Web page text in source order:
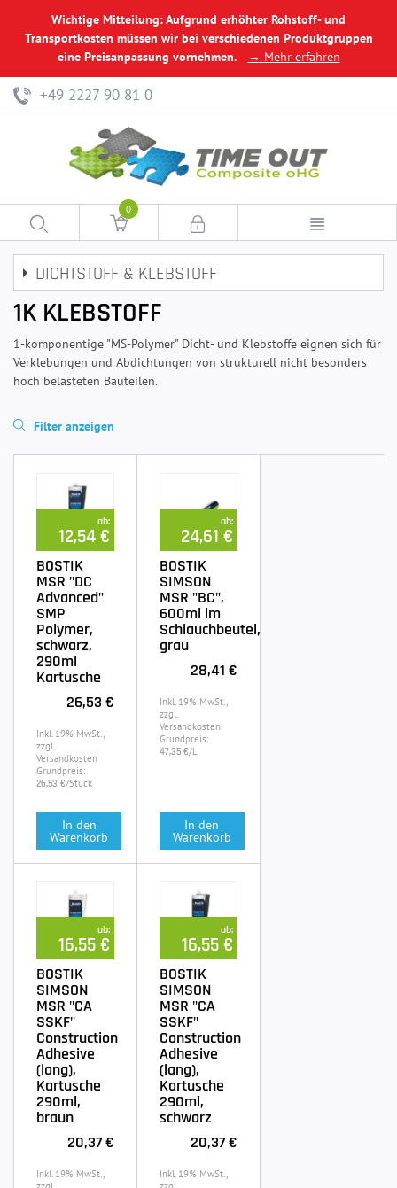
Wichtige Mitteilung: Aufgrund erhöhter Rohstoff- und
Transportkosten müssen wir bei verschiedenen Produktgruppen
eine Preisanpassung vornehmen.
→ Mehr erfahren
+49 2227 90 81 0
0
DICHTSTOFF & KLEBSTOFF
1K KLEBSTOFF
1-komponentige "MS-Polymer" Dicht- und Klebstoffe eignen sich für
Verklebungen und Abdichtungen von strukturell nicht besonders
hoch belasteten Bauteilen.
Filter anzeigen
ab:
12,54 €
BOSTIK
MSR "DC
Advanced"
SMP
Polymer,
schwarz,
290ml
Kartusche
26,53 €
Inkl. 19% MwSt.,
zzgl.
Versandkosten
Grundpreis:
26,53 €/Stück
In den
Warenkorb
ab:
24,61 €
BOSTIK
SIMSON
MSR "BC",
600ml im
Schlauchbeutel,
grau
28,41 €
Inkl. 19% MwSt.,
zzgl.
Versandkosten
Grundpreis:
47,35 €/L
In den
Warenkorb
ab:
16,55 €
BOSTIK
SIMSON
MSR "CA
SSKF"
Construction
Adhesive
(lang),
Kartusche
290ml,
braun
20,37 €
Inkl. 19% MwSt.,
ab:
16,55 €
BOSTIK
SIMSON
MSR "CA
SSKF"
Construction
Adhesive
(lang),
Kartusche
290ml,
schwarz
20,37 €
Inkl. 19% MwSt.,